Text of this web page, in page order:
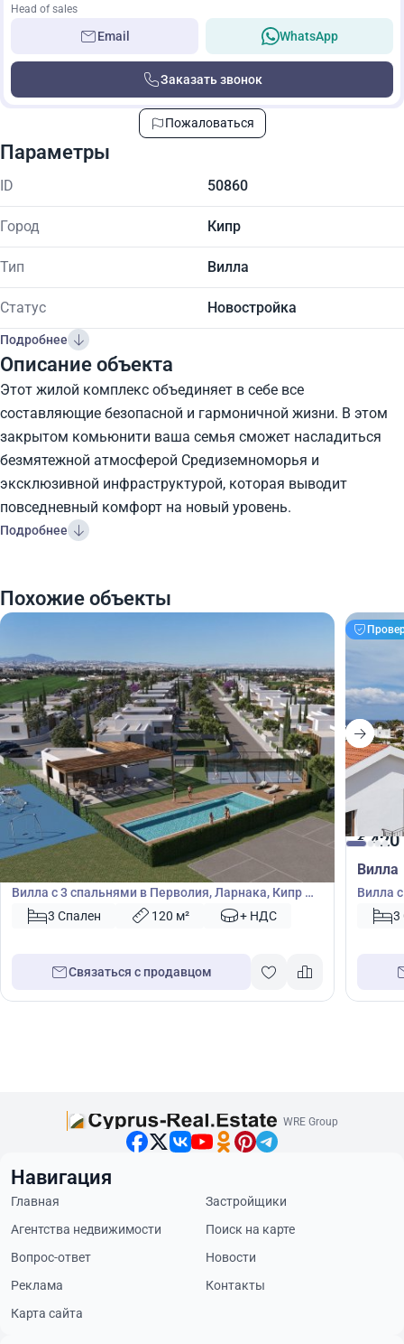
Head of sales
Email WhatsApp
Заказать звонок
Пожаловаться
Параметры
ID 50860
Город Кипр
Тип Вилла
Статус Новостройка
Подробнее
Описание объекта
Этот жилой комплекс объединяет в себе все
составляющие безопасной и гармоничной жизни. В этом
закрытом комьюнити ваша семья сможет насладиться
безмятежной атмосферой Средиземноморья и
эксклюзивной инфраструктурой, которая выводит
повседневный комфорт на новый уровень.
Подробнее
Похожие объекты
€447 000
Вилла
Вилла с 3 спальнями в Перволия, Ларнака, Кипр №
508613 Спален 120 м² + НДС
Связаться с продавцом
€420
Вилла
Вилла
№
3
WRE Group
Навигация
Главная
Застройщики
Агентства недвижимости
Поиск на карте
Вопрос-ответ
Новости
Реклама
Контакты
Карта сайта